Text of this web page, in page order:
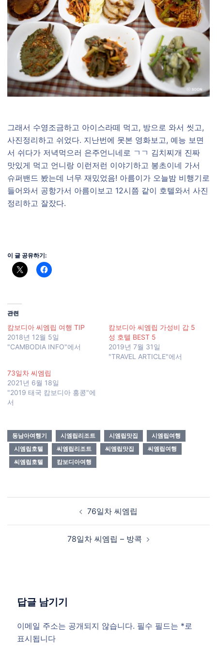
그래서 수영조금하고 아이스라떼 먹고, 방으로 와서 씻고,
사진정리하고 쉬었다. 지난번에 못본 영화보고, 예능 보면
서 쉬다가 저녁먹으러 은주언니네로 ㄱㄱ 김치찌개 진짜
맛있게 먹고 언니랑 이런저런 이야기하고 봉초이네 가서
슈퍼밴드 봤는데 너무 재밌었음! 아름이가 오늘밤 비행기로
들어와서 공항가서 아름이보고 12시쯤 같이 호텔와서 사진
정리하고 잘잤다.
이 글 공유하기:
관련
캄보디아 씨엠립 여행 TIP
2018년 12월 5일
"CAMBODIA INFO"에서
캄보디아 씨엠립 가성비 갑 5
성 호텔 BEST 5
2019년 7월 31일
"TRAVEL ARTICLE"에서
73일차 씨엠립
2021년 6월 18일
"2019 태국 캄보디아 홍콩"에
서
동남아여행기 시엠립리조트 시엠립맛집
시엠립여행
시엠립호텔
씨엠립리조트 씨엠립맛집
씨엠립여행
씨엠립호텔
캄보디아여행
76일차 씨엠립
78일차 씨엠립 – 방콕
답글 남기기
이메일 주소는 공개되지 않습니다. 필수 필드는 *로
표시됩니다